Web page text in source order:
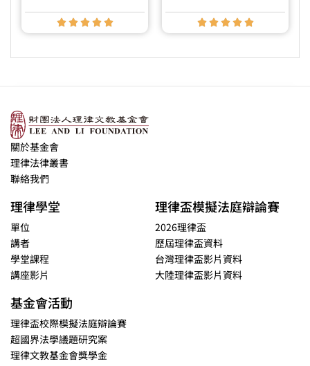
         
關於基金會
理律法律叢書
聯絡我們
理律學堂
單位
講者
學堂課程
講座影片
理律盃模擬法庭辯論賽
2026理律盃
歷屆理律盃資料
台灣理律盃影片資料
大陸理律盃影片資料
基金會活動
理律盃校際模擬法庭辯論賽
超國界法學議題研究案
理律文教基金會獎學金